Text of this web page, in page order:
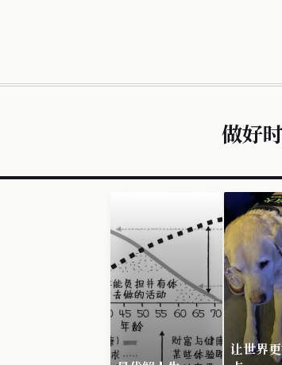
做好
让世界